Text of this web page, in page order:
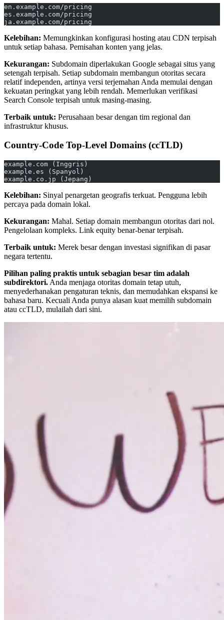
en.example.com/pricing
es.example.com/pricing
ja.example.com/pricing
Kelebihan: Memungkinkan konfigurasi hosting atau CDN terpisah
untuk setiap bahasa. Pemisahan konten yang jelas.
Kekurangan: Subdomain diperlakukan Google sebagai situs yang
setengah terpisah. Setiap subdomain membangun otoritas secara
relatif independen, artinya versi terjemahan Anda memulai dengan
kekuatan peringkat yang lebih rendah. Memerlukan verifikasi
Search Console terpisah untuk masing-masing.
Terbaik untuk: Perusahaan besar dengan tim regional dan
infrastruktur khusus.
Country-Code Top-Level Domains (ccTLD)
example.com (Inggris)
example.es (Spanyol)
example.co.jp (Jepang)
Kelebihan: Sinyal penargetan geografis terkuat. Pengguna lebih
percaya pada domain lokal.
Kekurangan: Mahal. Setiap domain membangun otoritas dari nol.
Pengelolaan kompleks. Link equity benar-benar terpisah.
Terbaik untuk: Merek besar dengan investasi signifikan di pasar
negara tertentu.
Pilihan paling praktis untuk sebagian besar tim adalah
subdirektori. Anda menjaga otoritas domain tetap utuh,
menyederhanakan pengaturan teknis, dan memudahkan ekspansi ke
bahasa baru. Kecuali Anda punya alasan kuat memilih subdomain
atau ccTLD, mulailah dari sini.